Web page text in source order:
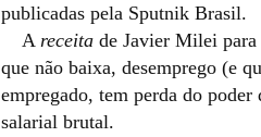
publicadas pela Sputnik Brasil.
A receita de Javier Milei
que não baixa, desemprego (e
empregado, tem perda do
salarial brutal.